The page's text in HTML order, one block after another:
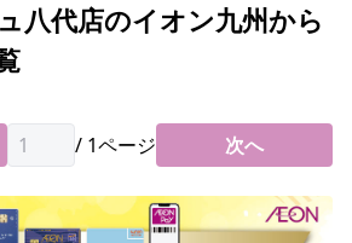
八代店のイオン九州から
/ 1ページ 次へ